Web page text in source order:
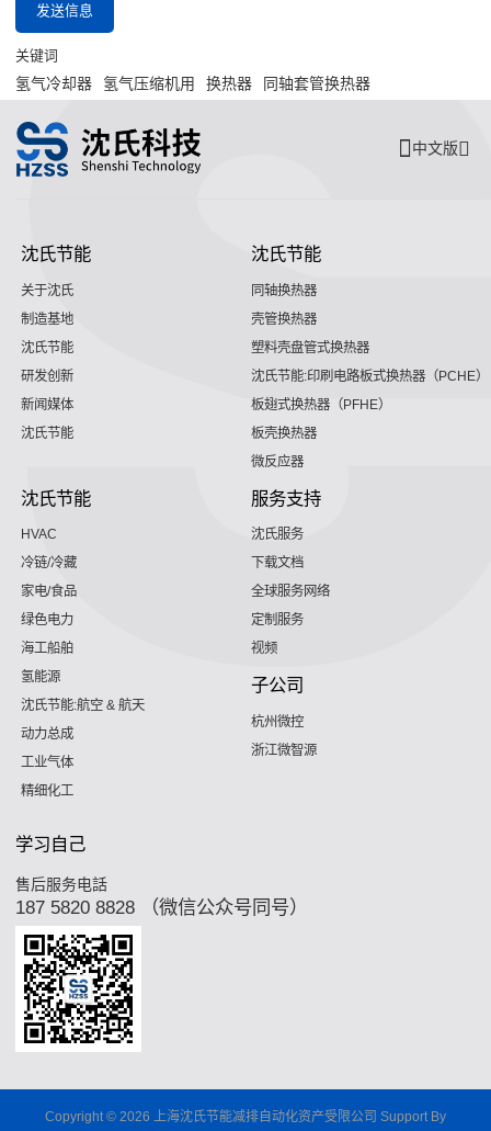
发送信息
关键词
氢气冷却器 氢气压缩机用 换热器 同轴套管换热器
中文版
沈氏节能
关于沈氏
制造基地
沈氏节能
研发创新
新闻媒体
沈氏节能
沈氏节能
同轴换热器
壳管换热器
塑料壳盘管式换热器
沈氏节能:印刷电路板式换热器（PCHE）
板翅式换热器（PFHE）
板壳换热器
微反应器
沈氏节能
HVAC
冷链/冷藏
家电/食品
绿色电力
海工船舶
氢能源
沈氏节能:航空 & 航天
动力总成
工业气体
精细化工
服务支持
沈氏服务
下载文档
全球服务网络
定制服务
视频
子公司
杭州微控
浙江微智源
学习自己
售后服务电話
187 5820 8828 （微信公众号同号）
Copyright © 2026 上海沈氏节能减排自动化资产受限公司 Support By